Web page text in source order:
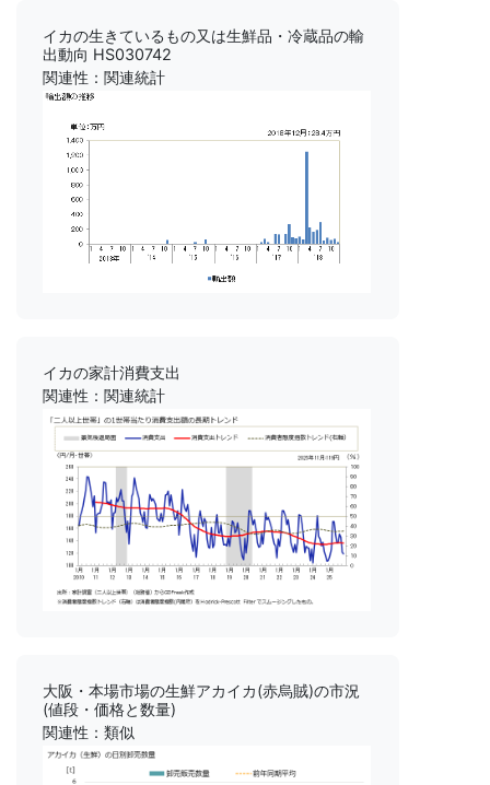
イカの生きているもの又は生鮮品・冷蔵品の輸
出動向 HS030742
関連性：関連統計
イカの家計消費支出
関連性：関連統計
大阪・本場市場の生鮮アカイカ(赤烏賊)の市況
(値段・価格と数量)
関連性：類似